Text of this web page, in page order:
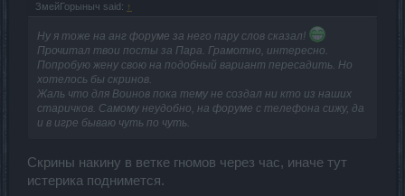
ЗмейГорыныч said: ↑
Ну я тоже на анг форуме за него пару слов сказал!
Прочитал твои посты за Пара. Грамотно, интересно.
Попробую жену свою на подобный вариант пересадить. Но
хотелось бы скринов.
Жаль что для Воинов пока тему не создал ни кто из наших
старичков. Самому неудобно, на форуме с телефона сижу, да
и в игре бываю чуть по чуть.
Скрины накину в ветке гномов через час, иначе тут
истерика поднимется.